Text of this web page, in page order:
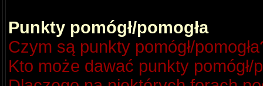
Punkty pomógł/pomogła
Czym są punkty pomógł/
Kto może dawać punkty pomógł/